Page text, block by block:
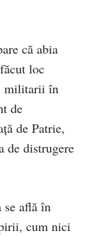
că abia
loc
militarii în
de
de Patrie,
de distrugere
se află în
cum nici